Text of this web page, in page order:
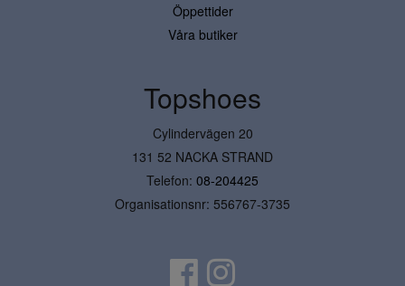
Öppettider
Våra butiker
Topshoes
Cylindervägen 20
131 52 NACKA STRAND
Telefon: 08-204425
Organisationsnr: 556767-3735